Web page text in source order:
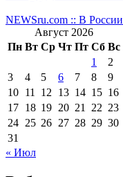
NEWSru.com :: В России
Август 2026
Пн Вт Ср Чт Пт Сб Вс
1
2
3
4 5 6 7 8
9
10 11 12 13 14 15 16
17 18 19 20 21 22 23
24 25 26 27 28 29 30
31
« Июл